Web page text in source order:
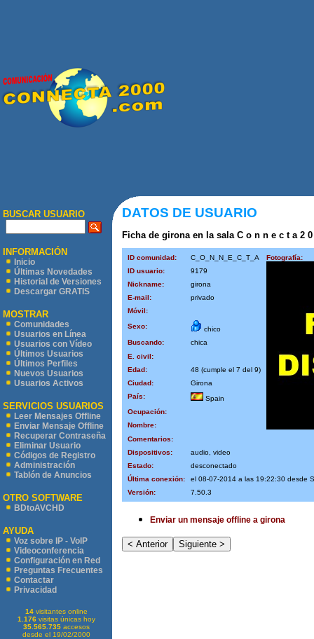
BUSCAR USUARIO
INFORMACIÓN
Inicio
Últimas Novedades
Historial de Versiones
Descargar GRATIS
MOSTRAR
Comunidades
Usuarios en Línea
Usuarios con Vídeo
Últimos Usuarios
Últimos Perfiles
Nuevos Usuarios
Usuarios Activos
SERVICIOS USUARIOS
Leer Mensajes Offline
Enviar Mensaje Offline
Recuperar Contraseña
Eliminar Usuario
Códigos de Registro
Administración
Tablón de Anuncios
OTRO SOFTWARE
BDtoAVCHD
AYUDA
Voz sobre IP - VoIP
Videoconferencia
Configuración en Red
Preguntas Frecuentes
Contactar
Privacidad
14visitantes online
1.176visitas únicas hoy
35.565.735accesos
desde el 19/02/2000
DATOS DE USUARIO
Ficha de girona en la sala C o n n e c t a 2
ID comunidad: C_O_N_N_E_C_T_A
Fotografía:
ID usuario:
9179
Nickname:
girona
E-mail:
privado
Móvil:
Sexo:
chico
Buscando:
chica
E. civil:
Edad:
48 (cumple el 7 del 9)
Ciudad:
Girona
País:
Spain
Ocupación:
Nombre:
Comentarios:
Dispositivos:
audio, video
Estado:
desconectado
Última conexión:
el 08-07-2014 a las 19:22:30 desde
Versión:
7.50.3
Enviar un mensaje offline a girona